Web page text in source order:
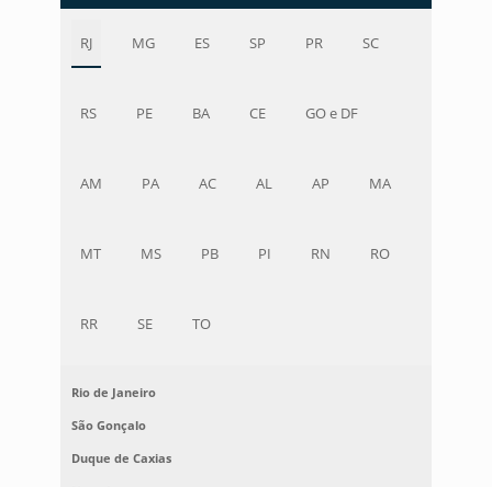
RJ MG ES SP PR SC
RS PE BA CE GO e DF
AM PA AC AL AP MA
MT MS PB PI RN RO
RR SE TO
Rio de Janeiro
São Gonçalo
Duque de Caxias